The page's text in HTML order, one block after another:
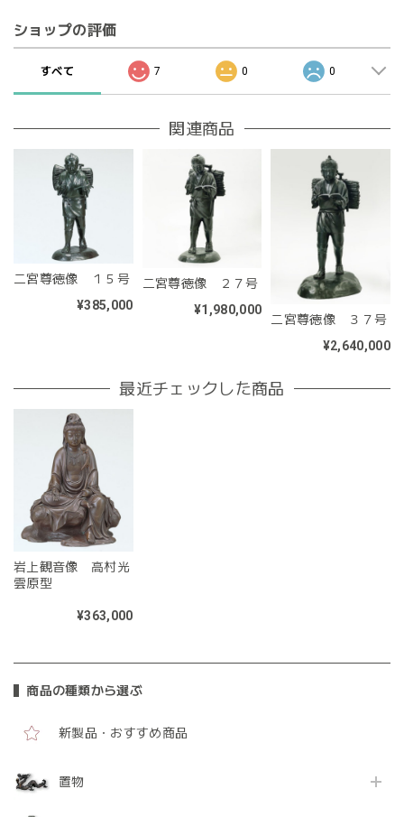
商品の種類から選ぶ
新製品・おすすめ商品
置物
ショップの評価
すべて 7 0 0
関連商品
二宮尊徳像 １５号
¥385,000
二宮尊徳像 ２７号
¥1,980,000
二宮尊徳像 ３７号
¥2,640,000
最近チェックした商品
岩上観音像 高村光
雲原型
¥363,000